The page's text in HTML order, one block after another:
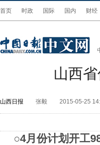
首页 时政 国际 国内 财经
山西
山西日报 张毅 2015-05-25
○4月份计划开工